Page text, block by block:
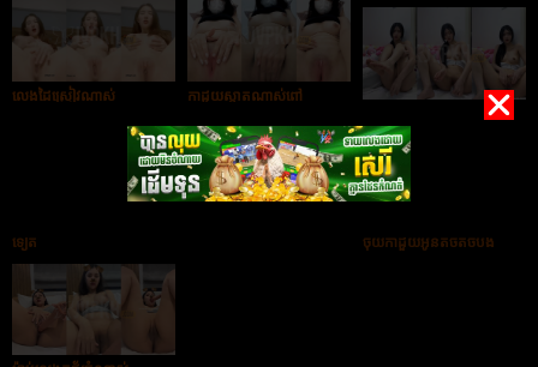
លេងដៃស្រៀវណាស់
កាដួយស្អាតណាស់ពៅ
ស្រីស្អាតចូលចិត្តសាប់កាដួយ
ទៀត
ចុយកាដួយអូនតិចតិចបង